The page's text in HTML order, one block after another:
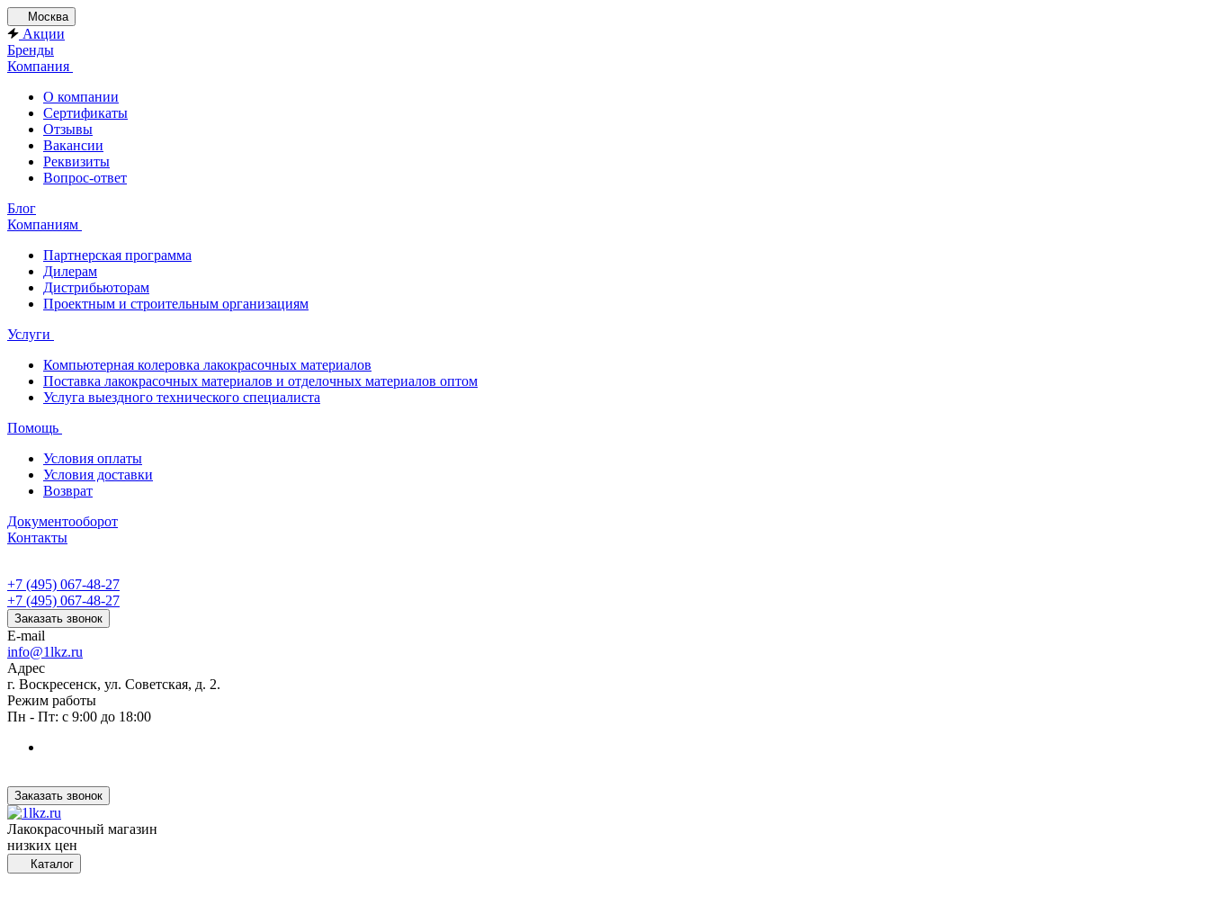
Москва
Акции
Бренды
Компания
О компании
Сертификаты
Отзывы
Вакансии
Реквизиты
Вопрос-ответ
Блог
Компаниям
Партнерская программа
Дилерам
Дистрибьюторам
Проектным и строительным организациям
Услуги
Компьютерная колеровка лакокрасочных материалов
Поставка лакокрасочных материалов и отделочных материалов оптом
Услуга выездного технического специалиста
Помощь
Условия оплаты
Условия доставки
Возврат
Документооборот
Контакты
+7 (495) 067-48-27
+7 (495) 067-48-27
Заказать звонок
E-mail
info@1lkz.ru
Адрес
г. Воскресенск, ул. Советская, д. 2.
Режим работы
Пн - Пт: с 9:00 до 18:00
Заказать звонок
Лакокрасочный магазин
низких цен
Каталог